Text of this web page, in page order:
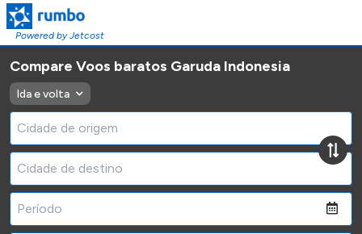
Powered by Jetcost
Compare Voos baratos Garuda Indonesia
Ida e volta